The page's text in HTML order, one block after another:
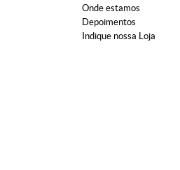
Onde estamos
Depoimentos
Indique nossa Loja